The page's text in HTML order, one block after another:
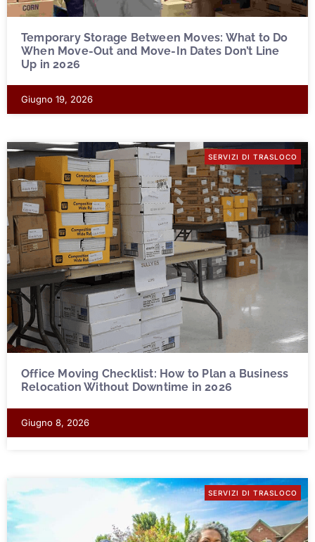
Temporary Storage Between Moves: What to Do
When Move-Out and Move-In Dates Don’t Line
Up in 2026
Giugno 19, 2026
SERVIZI DI TRASLOCO
Office Moving Checklist: How to Plan a Business
Relocation Without Downtime in 2026
Giugno 8, 2026
SERVIZI DI TRASLOCO